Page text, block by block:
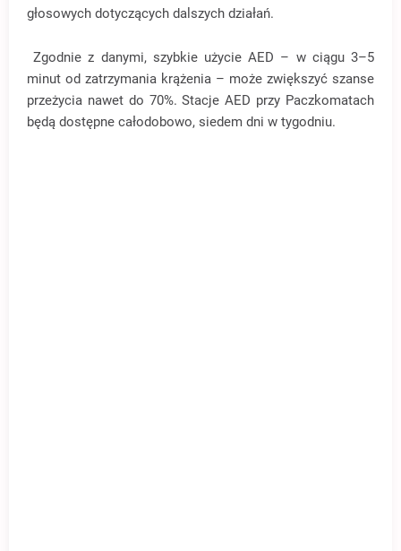
głosowych dotyczących dalszych działań.
Zgodnie z danymi, szybkie użycie AED – w ciągu 3–5
minut od zatrzymania krążenia – może zwiększyć szanse
przeżycia nawet do 70%. Stacje AED przy Paczkomatach
będą dostępne całodobowo, siedem dni w tygodniu.